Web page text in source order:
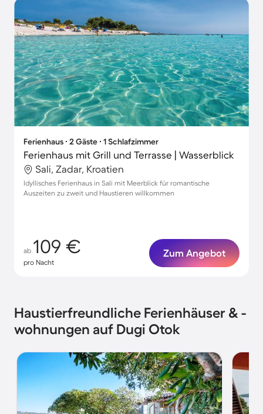
Ferienhaus ∙ 2 Gäste ∙ 1 Schlafzimmer
Ferienhaus mit Grill und Terrasse | Wasserblick
Sali, Zadar, Kroatien
Idyllisches Ferienhaus in Sali mit Meerblick für romantische
Auszeiten zu zweit und Haustieren willkommen
ab 109 €
pro Nacht
Zum Angebot
Haustierfreundliche Ferienhäuser & -
wohnungen auf Dugi Otok